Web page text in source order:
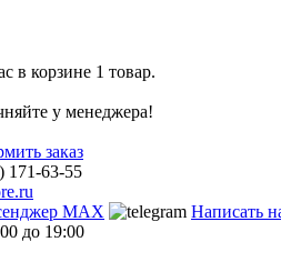
в корзине 1 товар.
у менеджера!
заказ
171-63-55
MAX
Написать
до 19:00